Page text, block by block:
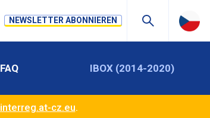
NEWSLETTER ABONNIEREN
FAQ IBOX (2014-2020)
interreg.at-cz.eu.